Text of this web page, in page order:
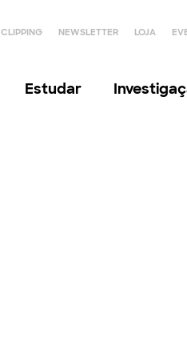
CLIPPING NEWSLETTER LOJA
Estudar